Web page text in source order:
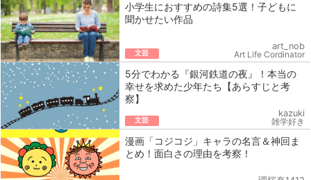
小学生におすすめの詩集5選！子どもに
聞かせたい作品
文芸
art_nob
Art Life Cordinator
5分でわかる『銀河鉄道の夜』！本当の
幸せを求めた少年たち【あらすじと考
察】
文芸
kazuki
雑学好き
漫画「コジコジ」キャラの名言＆神回ま
とめ！面白さの理由を考察！